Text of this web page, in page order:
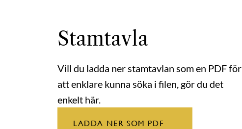
Stamtavla
Vill du ladda ner stamtavlan som en PDF för
att enklare kunna söka i filen, gör du det
enkelt här.
LADDA NER SOM PDF